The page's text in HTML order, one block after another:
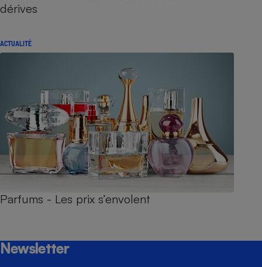
dérives
ACTUALITÉ
Parfums - Les prix s’envolent
Newsletter